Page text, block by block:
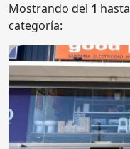
Mostrando del 1
categoría: